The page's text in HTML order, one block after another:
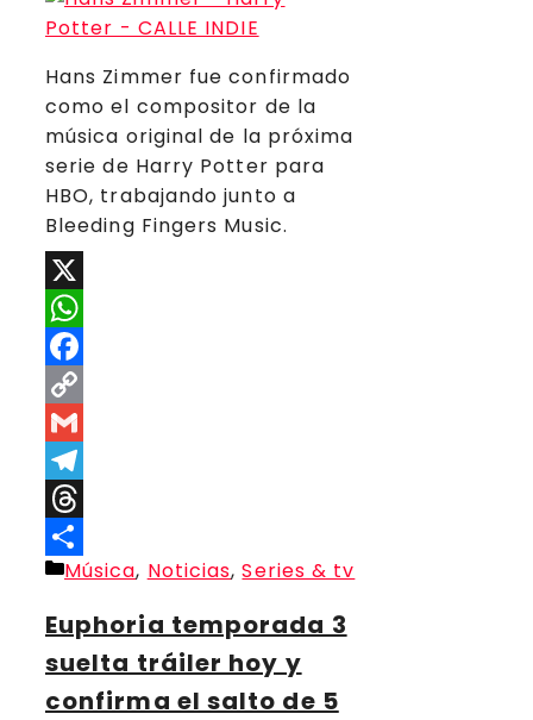
Hans Zimmer fue confirmado
como el compositor de la
música original de la próxima
serie de Harry Potter para
HBO, trabajando junto a
Bleeding Fingers Music.
X
WhatsApp
Facebook
Copy
Link
Gmail
Telegram
Threads
Compartir
Categorías
Música, Noticias,Series & tv
Euphoria temporada 3
suelta tráiler hoy y
confirma el salto de 5